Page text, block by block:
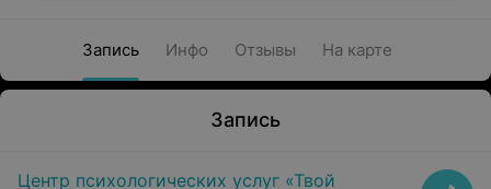
Запись Инфо Отзывы На карте
Запись
Центр психологических услуг «Твой